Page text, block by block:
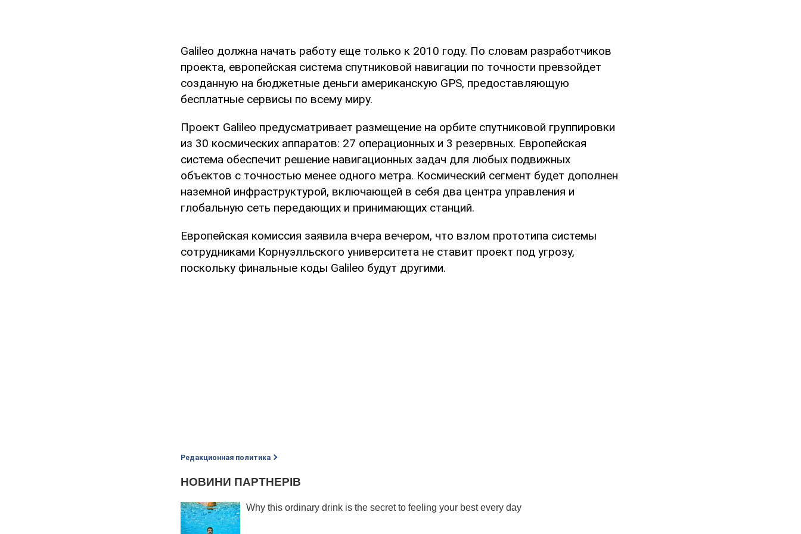
Galileo должна начать работу еще только к 2010 году. По словам разработчиков
проекта, европейская система спутниковой навигации по точности превзойдет
созданную на бюджетные деньги американскую GPS, предоставляющую
бесплатные сервисы по всему миру.
Проект Galileo предусматривает размещение на орбите спутниковой группировки
из 30 космических аппаратов: 27 операционных и 3 резервных. Европейская
система обеспечит решение навигационных задач для любых подвижных
объектов с точностью менее одного метра. Космический сегмент будет дополнен
наземной инфраструктурой, включающей в себя два центра управления и
глобальную сеть передающих и принимающих станций.
Европейская комиссия заявила вчера вечером, что взлом прототипа системы
сотрудниками Корнуэлльского университета не ставит проект под угрозу,
поскольку финальные коды Galileo будут другими.
Редакционная политика